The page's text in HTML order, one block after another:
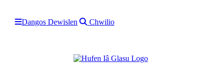
Dangos Dewislen Chwilio